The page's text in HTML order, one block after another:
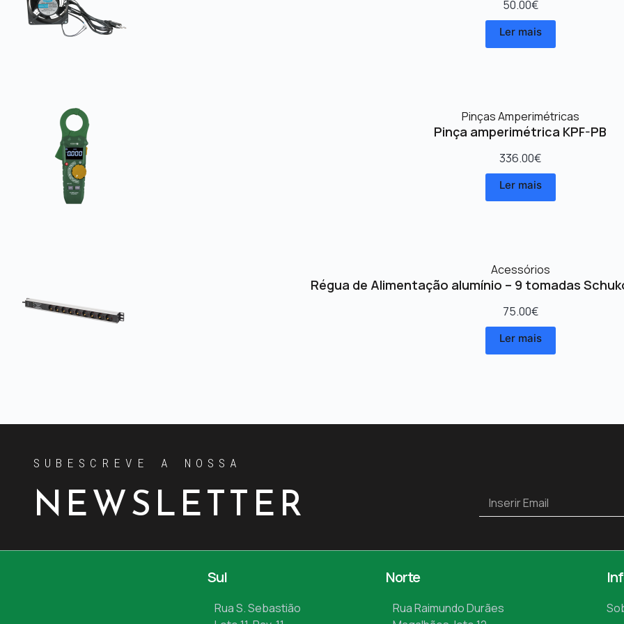
50.00€
Ler mais
Pinças Amperimétricas
Pinça amperimétrica KPF-PB
336.00€
Ler mais
Acessórios
Régua de Alimentação alumínio – 9 tomadas
75.00€
Ler mais
SUBESCREVE A NOSSA
NEWSLETTER
Sul
Rua S. Sebastião
Norte
Rua Raimundo Durães